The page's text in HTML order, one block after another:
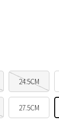
24.5CM
27.5CM